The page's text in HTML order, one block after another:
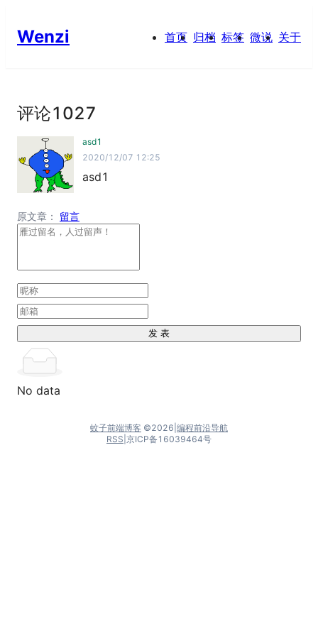
Wenzi 首页 归档 标签 微说 关于
评论1027
asd1
2020/12/07 12:25
asd1
原文章： 留言
发 表
No data
蚊子前端博客 ©2026 编程前沿导航
RSS 京ICP备16039464号